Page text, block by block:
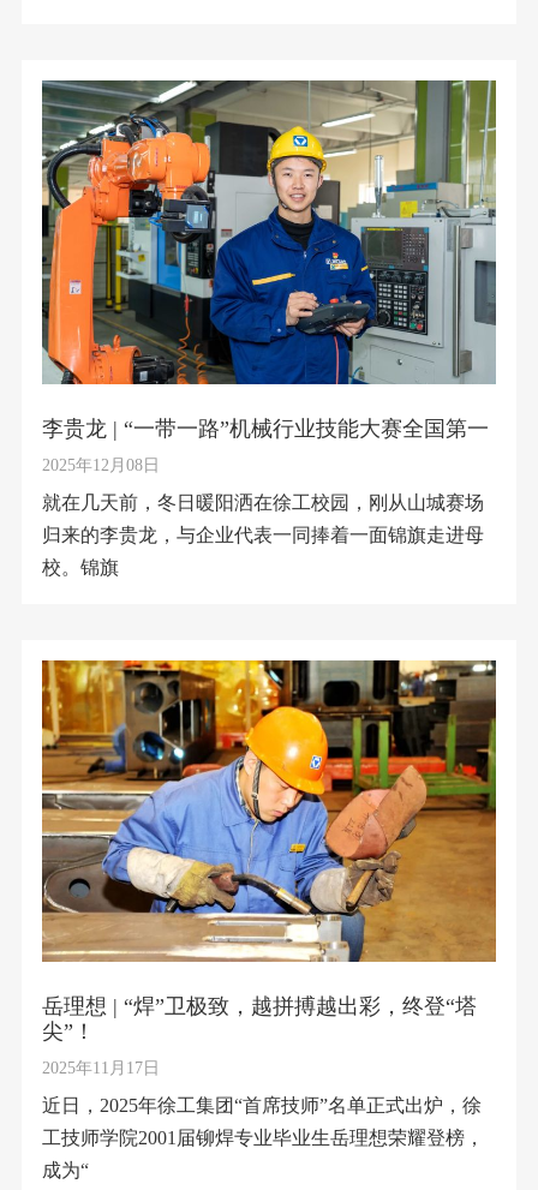
李贵龙 | “一带一路”机械行业技能大赛全国第一
2025年12月08日
就在几天前，冬日暖阳洒在徐工校园，刚从山城赛场
归来的李贵龙，与企业代表一同捧着一面锦旗走进母
校。锦旗
岳理想 | “焊”卫极致，越拼搏越出彩，终登“塔
尖”！
2025年11月17日
近日，2025年徐工集团“首席技师”名单正式出炉，徐
工技师学院2001届铆焊专业毕业生岳理想荣耀登榜，
成为“